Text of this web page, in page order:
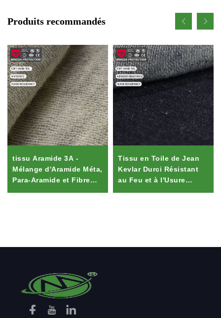
Produits recommandés
tissu Aramide 3A -
Mélange d'Aramide Méta,
Para-Aramide et Fibre
Tissu en Toile de Jean
Kevlar Durci Résistant
au Feu et à l'Usure